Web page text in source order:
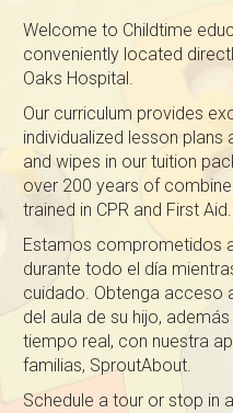
Welcome to Childtime
conveniently located
Oaks Hospital.
Our curriculum provides
individualized lesson plans
and wipes in our tuition
over 200 years of
trained in CPR and First Aid.
Estamos comprometidos
durante todo el día
cuidado. Obtenga acceso
del aula de su hijo,
tiempo real, con nuestra
familias, SproutAbout.
Schedule a tour or stop in